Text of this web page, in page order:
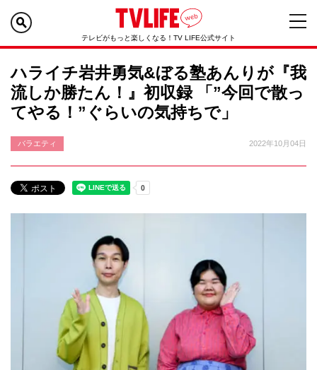
テレビがもっと楽しくなる！TV LIFE公式サイト
ハライチ岩井勇気&ぼる塾あんりが『我
流しか勝たん！』初収録 「”今回で散っ
てやる！”ぐらいの気持ちで」
バラエティ 2022年10月04日